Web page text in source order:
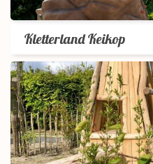
Kletterland Keikop